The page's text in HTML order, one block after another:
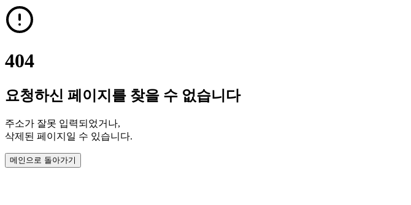
404
요청하신 페이지를 찾을 수 없습니다
주소가 잘못 입력되었거나,
삭제된 페이지일 수 있습니다.
메인으로 돌아가기